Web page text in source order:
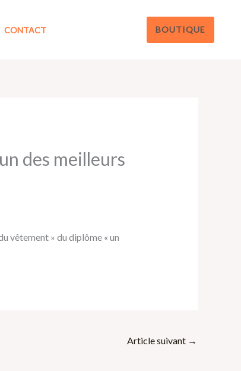
CONTACT BOUTIQUE
des meilleurs
vêtement » du diplôme « un
Article suivant →